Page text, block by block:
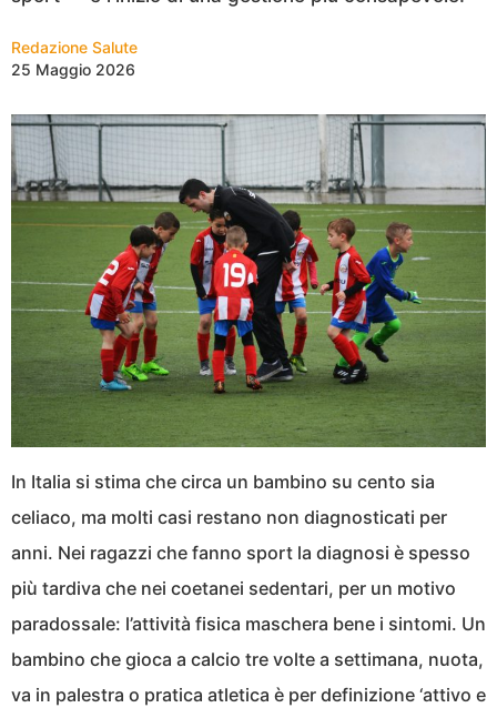
Redazione Salute
25 Maggio 2026
In Italia si stima che circa un bambino su cento sia
celiaco, ma molti casi restano non diagnosticati per
anni. Nei ragazzi che fanno sport la diagnosi è spesso
più tardiva che nei coetanei sedentari, per un motivo
paradossale: l’attività fisica maschera bene i sintomi. Un
bambino che gioca a calcio tre volte a settimana, nuota,
va in palestra o pratica atletica è per definizione ‘attivo e